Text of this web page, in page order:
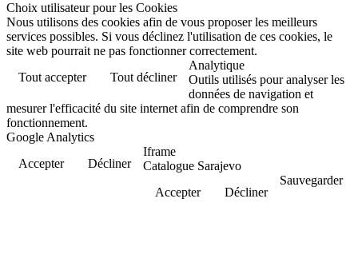
Choix utilisateur pour les Cookies
Nous utilisons des cookies afin de vous proposer les meilleurs
services possibles. Si vous déclinez l'utilisation de ces cookies, le
site web pourrait ne pas fonctionner correctement.
Tout accepter
Tout décliner
Analytique
Outils utilisés pour analyser les
données de navigation et
mesurer l'efficacité du site internet afin de comprendre son
fonctionnement.
Google Analytics
Accepter
Décliner
Iframe
Catalogue Sarajevo
Accepter
Décliner
Sauvegarder